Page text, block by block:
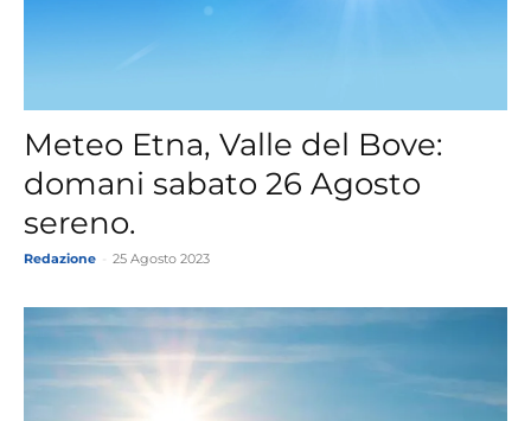
Meteo Etna, Valle del Bove:
domani sabato 26 Agosto
sereno.
Redazione 25 Agosto 2023